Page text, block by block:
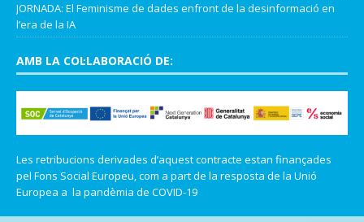
JORNADA: El Feminisme de dades enfront de la desinformació en
l’era de la IA
AMB LA COL·LABORACIÓ DE:
Les retribucions derivades d’aquest contracte estan finançades
pel Fons Social Europeu, com a part de la resposta de la Unió
Europea a la pandèmia de COVID-19